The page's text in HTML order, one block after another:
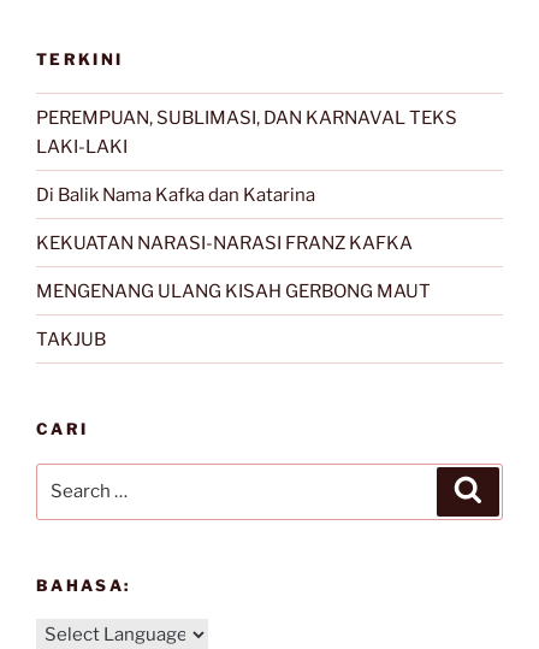
TERKINI
PEREMPUAN, SUBLIMASI, DAN KARNAVAL TEKS
LAKI-LAKI
Di Balik Nama Kafka dan Katarina
KEKUATAN NARASI-NARASI FRANZ KAFKA
MENGENANG ULANG KISAH GERBONG MAUT
TAKJUB
CARI
BAHASA: